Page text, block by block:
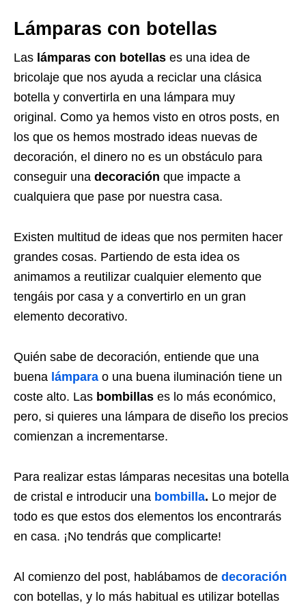
Lámparas con botellas
Las lámparas con botellas es una idea de
bricolaje que nos ayuda a reciclar una clásica
botella y convertirla en una lámpara muy
original. Como ya hemos visto en otros posts, en
los que os hemos mostrado ideas nuevas de
decoración, el dinero no es un obstáculo para
conseguir una decoración que impacte a
cualquiera que pase por nuestra casa.
Existen multitud de ideas que nos permiten hacer
grandes cosas. Partiendo de esta idea os
animamos a reutilizar cualquier elemento que
tengáis por casa y a convertirlo en un gran
elemento decorativo.
Quién sabe de decoración, entiende que una
buena lámpara o una buena iluminación tiene un
coste alto. Las bombillas es lo más económico,
pero, si quieres una lámpara de diseño los precios
comienzan a incrementarse.
Para realizar estas lámparas necesitas una botella
de cristal e introducir una bombilla. Lo mejor de
todo es que estos dos elementos los encontrarás
en casa. ¡No tendrás que complicarte!
Al comienzo del post, hablábamos de decoración
con botellas, y lo más habitual es utilizar botellas